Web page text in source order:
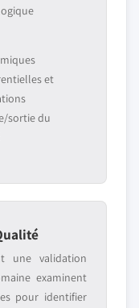
et
sortie du
une validation
examinent
pour identifier